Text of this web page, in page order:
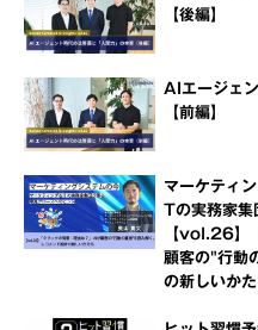
【後編】
AIエージェ
【前編】
マーケティ
Tの実務家集
【vol.26】
顧客の"行動
の新しいか